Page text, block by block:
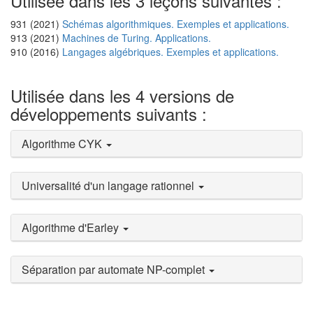
931 (2021) Schémas algorithmiques. Exemples et applications.
913 (2021) Machines de Turing. Applications.
910 (2016) Langages algébriques. Exemples et applications.
Utilisée dans les 4 versions de
développements suivants :
Algorithme CYK
Universalité d'un langage rationnel
Algorithme d'Earley
Séparation par automate NP-complet